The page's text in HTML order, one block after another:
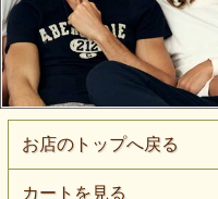
お店のトップへ戻る
カートを見る